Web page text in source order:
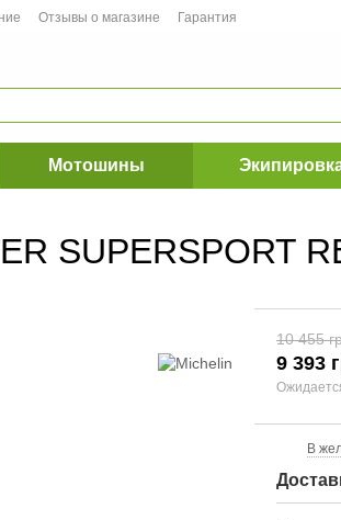
Отзывы о магазине
Гарантия
Мотошины
SUPERSPORT
10 455
9 393
В